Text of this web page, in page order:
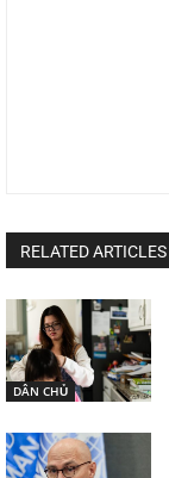
RELATED ARTICLES
DÂN CHỦ